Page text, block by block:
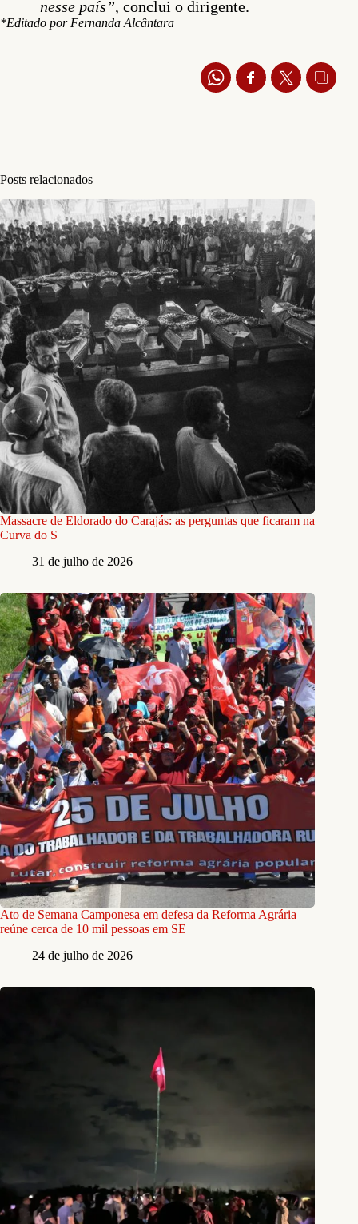
nesse país”, conclui o dirigente.
*Editado por Fernanda Alcântara
Posts relacionados
Massacre de Eldorado do Carajás: as perguntas que ficaram na
Curva do S
31 de julho de 2026
Ato de Semana Camponesa em defesa da Reforma Agrária
reúne cerca de 10 mil pessoas em SE
24 de julho de 2026